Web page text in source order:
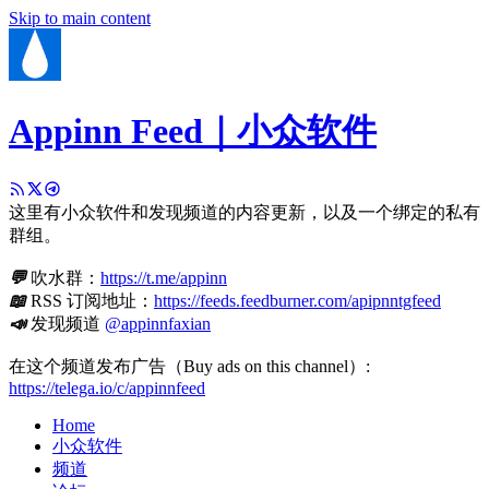
Skip to main content
Appinn Feed｜小众软件
这里有小众软件和发现频道的内容更新，以及一个绑定的私有
群组。
💬吹水群： https://t.me/appinn
📖RSS 订阅地址： https://feeds.feedburner.com/apipnntgfeed
📣发现频道 @appinnfaxian
在这个频道发布广告（Buy ads on this channel）:
https://telega.io/c/appinnfeed
Home
小众软件
频道